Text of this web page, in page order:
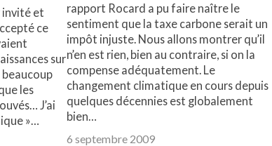
invité et
ce
sur
les
J’ai
»…
rapport Rocard a pu faire naître le
sentiment que la taxe carbone serait un
impôt injuste. Nous allons montrer qu’il
n’en est rien, bien au contraire, si on la
compense adéquatement. Le
changement climatique en cours depuis
quelques décennies est globalement
bien…
6 septembre 2009